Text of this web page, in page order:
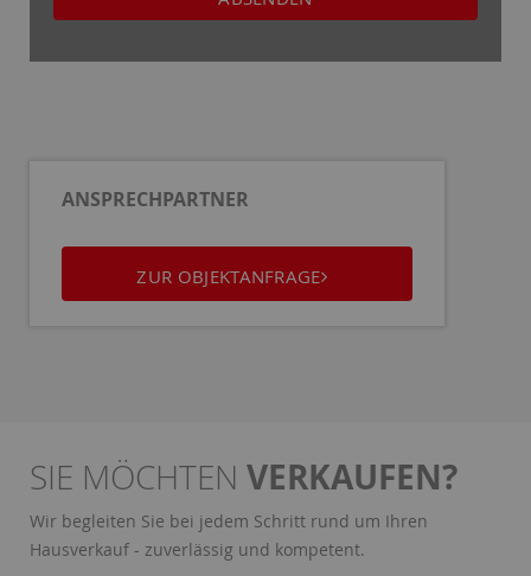
ANSPRECHPARTNER
ZUR OBJEKTANFRAGE
SIE MÖCHTEN VERKAUFEN?
Wir begleiten Sie bei jedem Schritt rund um Ihren
Hausverkauf - zuverlässig und kompetent.